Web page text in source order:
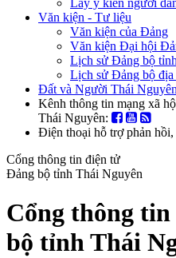
Văn kiện - Tư liệu
Văn kiện của Đảng
Văn kiện Đại hội
Lịch sử Đảng bộ tỉnh
Lịch sử Đảng bộ
Đất và Người Thái Nguyên
Kênh thông tin mạng xã
Thái Nguyên:
Điện thoại hỗ trợ phản hồi,
Cổng thông tin điện tử
Đảng bộ tỉnh Thái Nguyên
Cổng thông
bộ tỉnh Thái